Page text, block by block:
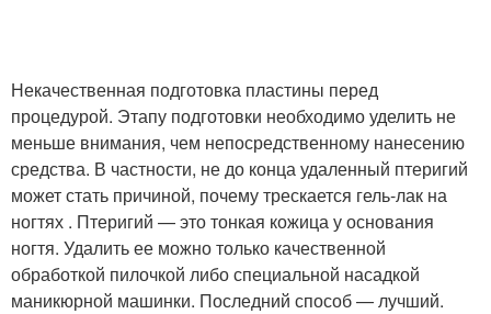
Некачественная подготовка пластины перед
процедурой. Этапу подготовки необходимо уделить не
меньше внимания, чем непосредственному нанесению
средства. В частности, не до конца удаленный птеригий
может стать причиной, почему трескается гель-лак на
ногтях . Птеригий — это тонкая кожица у основания
ногтя. Удалить ее можно только качественной
обработкой пилочкой либо специальной насадкой
маникюрной машинки. Последний способ — лучший.